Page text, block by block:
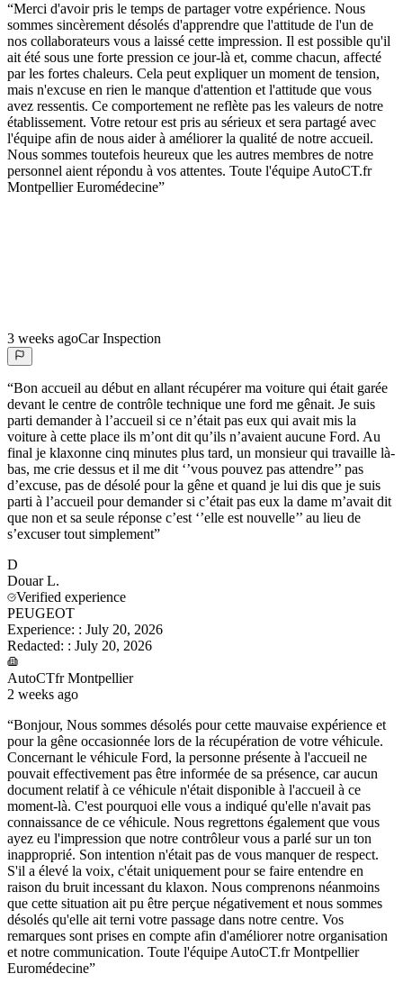
“Merci d'avoir pris le temps de partager votre expérience. Nous
sommes sincèrement désolés d'apprendre que l'attitude de l'un de
nos collaborateurs vous a laissé cette impression. Il est possible qu'il
ait été sous une forte pression ce jour-là et, comme chacun, affecté
par les fortes chaleurs. Cela peut expliquer un moment de tension,
mais n'excuse en rien le manque d'attention et l'attitude que vous
avez ressentis. Ce comportement ne reflète pas les valeurs de notre
établissement. Votre retour est pris au sérieux et sera partagé avec
l'équipe afin de nous aider à améliorer la qualité de notre accueil.
Nous sommes toutefois heureux que les autres membres de notre
personnel aient répondu à vos attentes. Toute l'équipe AutoCT.fr
Montpellier Euromédecine”
3 weeks agoCar Inspection
“Bon accueil au début en allant récupérer ma voiture qui était garée
devant le centre de contrôle technique une ford me gênait. Je suis
parti demander à l’accueil si ce n’était pas eux qui avait mis la
voiture à cette place ils m’ont dit qu’ils n’avaient aucune Ford. Au
final je klaxonne cinq minutes plus tard, un monsieur qui travaille là-
bas, me crie dessus et il me dit ‘’vous pouvez pas attendre’’ pas
d’excuse, pas de désolé pour la gêne et quand je lui dis que je suis
parti à l’accueil pour demander si c’était pas eux la dame m’avait dit
que non et sa seule réponse c’est ‘’elle est nouvelle’’ au lieu de
s’excuser tout simplement”
D
Douar L.
Verified experience
PEUGEOT
Experience: : July 20, 2026
Redacted: : July 20, 2026
AutoCTfr Montpellier
2 weeks ago
“Bonjour, Nous sommes désolés pour cette mauvaise expérience et
pour la gêne occasionnée lors de la récupération de votre véhicule.
Concernant le véhicule Ford, la personne présente à l'accueil ne
pouvait effectivement pas être informée de sa présence, car aucun
document relatif à ce véhicule n'était disponible à l'accueil à ce
moment-là. C'est pourquoi elle vous a indiqué qu'elle n'avait pas
connaissance de ce véhicule. Nous regrettons également que vous
ayez eu l'impression que notre contrôleur vous a parlé sur un ton
inapproprié. Son intention n'était pas de vous manquer de respect.
S'il a élevé la voix, c'était uniquement pour se faire entendre en
raison du bruit incessant du klaxon. Nous comprenons néanmoins
que cette situation ait pu être perçue négativement et nous sommes
désolés qu'elle ait terni votre passage dans notre centre. Vos
remarques sont prises en compte afin d'améliorer notre organisation
et notre communication. Toute l'équipe AutoCT.fr Montpellier
Euromédecine”